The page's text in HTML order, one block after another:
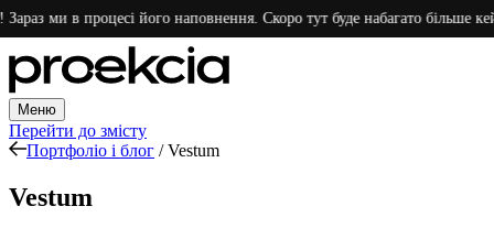
в процесі його наповнення. Скоро тут буде набагато більше кейсів.
Меню
Перейти до змісту
Портфоліо і блог / Vestum
Vestum